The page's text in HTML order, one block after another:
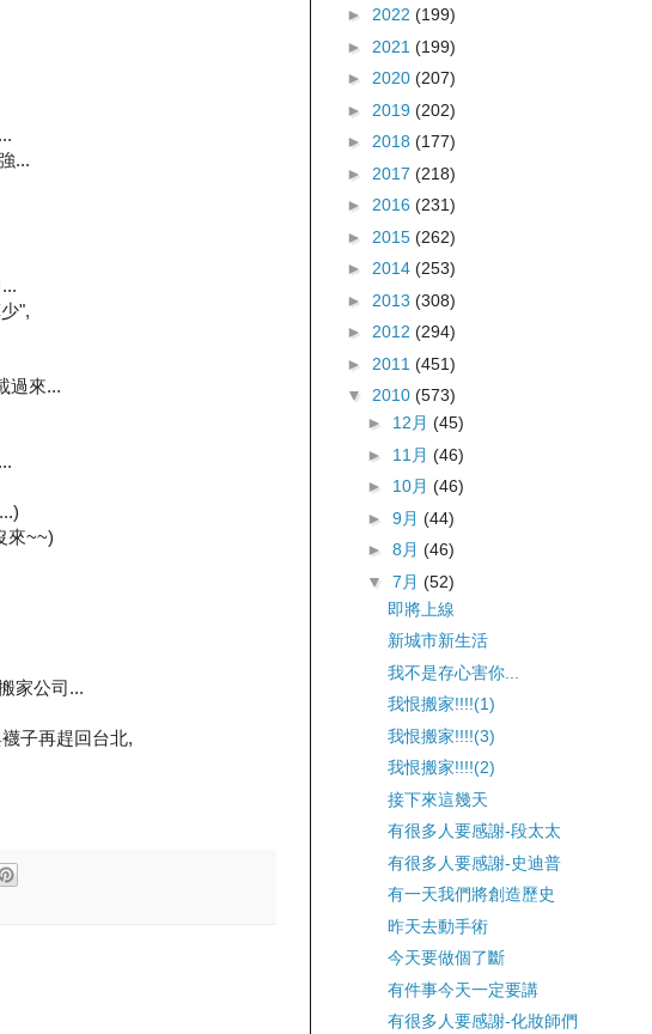
...
",
過來...
來~~)
家公司...
子再趕回台北,
► 2022 (199)
► 2021 (199)
► 2020 (207)
► 2019 (202)
► 2018 (177)
► 2017 (218)
► 2016 (231)
► 2015 (262)
► 2014 (253)
► 2013 (308)
► 2012 (294)
► 2011 (451)
▼ 2010 (573)
► 12月 (45)
► 11月 (46)
► 10月 (46)
► 9月 (44)
► 8月 (46)
▼ 7月 (52)
即將上線
新城市新生活
我不是存心害你...
我恨搬家!!!!(1)
我恨搬家!!!!(3)
我恨搬家!!!!(2)
接下來這幾天
有很多人要感謝-段太太
有很多人要感謝-史迪普
有一天我們將創造歷史
昨天去動手術
今天要做個了斷
有件事今天一定要講
有很多人要感謝-化妝師們